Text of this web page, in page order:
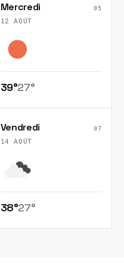
Mercredi
12 AOÛT
05
39°27°
Vendredi
14 AOÛT
07
38°27°